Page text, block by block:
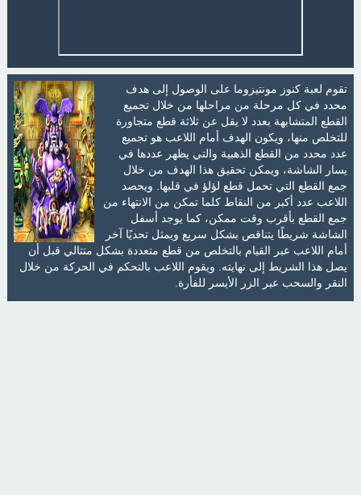
تقوم لعبة كنوز مونتيزوما على الوصول إلى هدف
محدد في كل مرحلة من مراحلها من خلال تجميع
القطع المتشابهة بعدد لا يقل عن ثلاثة قطع متجاورة
للتخلص منها، ويكون الهدف أمام اللاعب هو تجميع
عدد محدد من القطع الذهبية والتي يظهر عددها في
يسار الشاشة، ويمكن تحقيق هذا الهدف من خلال
جمع القطع التي تحمل قطع لؤلؤ في قلبها. ويحصد
اللاعب عدد أكبر من النقاط كلما تمكن من الانتهاء من
جمع القطع بأقرب وقت ممكن، كما يوجد أسفل
الشاشة شريطًا يتناقص بشكل سريع ويمثل تحديًا آخر
أمام اللاعب عبر القيام بالتخلص من قطع متعددة بشكل متتالي قبل أن
يصل هذا الشريط إلى نهايته. ويقوم اللاعب بالتحكم في الحركة من خلال
النقر والسحب عبر الزر الأيسر للفأرة.